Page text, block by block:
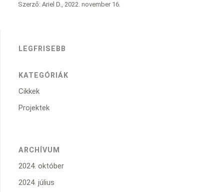
Szerző: Ariel D., 2022. november 16.
LEGFRISEBB
KATEGÓRIÁK
Cikkek
Projektek
ARCHÍVUM
2024. október
2024. július